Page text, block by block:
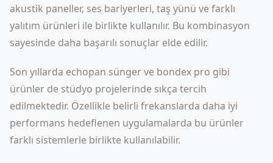
akustik paneller, ses bariyerleri, taş yünü ve farklı
yalıtım ürünleri ile birlikte kullanılır. Bu kombinasyon
sayesinde daha başarılı sonuçlar elde edilir.
Son yıllarda echopan sünger ve bondex pro gibi
ürünler de stüdyo projelerinde sıkça tercih
edilmektedir. Özellikle belirli frekanslarda daha iyi
performans hedeflenen uygulamalarda bu ürünler
farklı sistemlerle birlikte kullanılabilir.